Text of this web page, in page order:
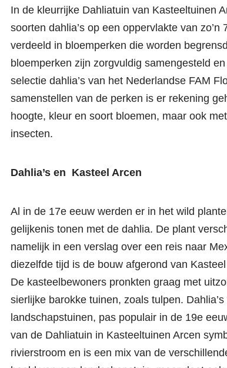
In de kleurrijke Dahliatuin van Kasteeltuinen
soorten dahlia’s op een oppervlakte van zo’n
verdeeld in bloemperken die worden
bloemperken zijn zorgvuldig samengesteld
selectie dahlia’s van het Nederlandse FAM
samenstellen van de perken is er rekening
hoogte, kleur en soort bloemen, maar ook
insecten.
Dahlia’s en Kasteel Arcen
Al in de 17e eeuw werden er in het wild
gelijkenis tonen met de dahlia. De plant
namelijk in een verslag over een reis naar
diezelfde tijd is de bouw afgerond van
De kasteelbewoners pronkten graag met
sierlijke barokke tuinen, zoals tulpen.
landschapstuinen, pas populair in de 19e
van de Dahliatuin in Kasteeltuinen Arcen
rivierstroom en is een mix van de